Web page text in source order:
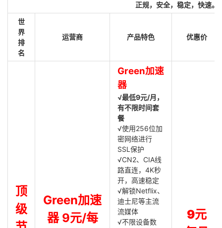
正规，安全，稳定，快速。
世
界
排
名
运营商 产品特色 优惠价
顶
级
Green加速
器 9元/每
Green加速
器
√最低9元/月，
有不限时间套
餐
√使用256位加
密网络进行
SSL保护
√CN2、CIA线
路直连，4K秒
开，高速稳定
√解锁Netflix、
迪士尼等主流
流媒体
√不限设备数
9元